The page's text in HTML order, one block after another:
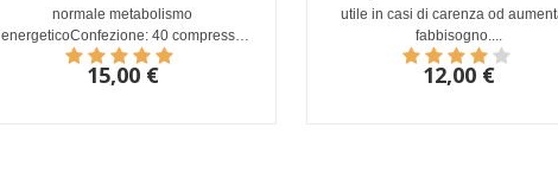
normale metabolismo
energeticoConfezione: 40 compresse
orosolubili
15,00 €
utile in casi di carenza od
fabbisogno....
12,00 €